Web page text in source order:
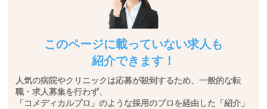
このページに載っていない求人も
紹介できます！
人気の病院やクリニックは応募が殺到するため、一般的な転
職・求人募集を行わず、
「コメディカルプロ」のような採用のプロを経由した「紹介」